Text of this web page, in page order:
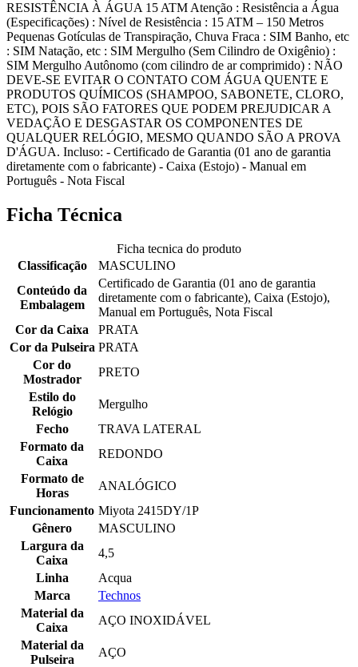
RESISTÊNCIA À ÁGUA 15 ATM Atenção : Resistência a Água
(Especificações) : Nível de Resistência : 15 ATM – 150 Metros
Pequenas Gotículas de Transpiração, Chuva Fraca : SIM Banho, etc
: SIM Natação, etc : SIM Mergulho (Sem Cilindro de Oxigênio) :
SIM Mergulho Autônomo (com cilindro de ar comprimido) : NÃO
DEVE-SE EVITAR O CONTATO COM ÁGUA QUENTE E
PRODUTOS QUÍMICOS (SHAMPOO, SABONETE, CLORO,
ETC), POIS SÃO FATORES QUE PODEM PREJUDICAR A
VEDAÇÃO E DESGASTAR OS COMPONENTES DE
QUALQUER RELÓGIO, MESMO QUANDO SÃO A PROVA
D'ÁGUA. Incluso: - Certificado de Garantia (01 ano de garantia
diretamente com o fabricante) - Caixa (Estojo) - Manual em
Português - Nota Fiscal
Ficha Técnica
Ficha tecnica do produto
Classificação
MASCULINO
Conteúdo da
Embalagem
Certificado de Garantia (01 ano de garantia
diretamente com o fabricante), Caixa (Estojo),
Manual em Português, Nota Fiscal
Cor da Caixa
PRATA
Cor da Pulseira PRATA
Cor do
Mostrador
PRETO
Estilo do
Relógio
Mergulho
Fecho
TRAVA LATERAL
Formato da
Caixa
REDONDO
Formato de
Horas
ANALÓGICO
Funcionamento Miyota 2415DY/1P
Gênero
MASCULINO
Largura da
Caixa
4,5
Linha
Acqua
Marca
Technos
Material da
Caixa
AÇO INOXIDÁVEL
Material da
Pulseira
AÇO